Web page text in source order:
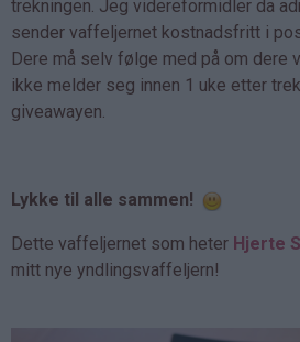
trekningen. Jeg videreformidler da
sender vaffeljernet kostnadsfritt i
Dere må selv følge med på om dere
ikke melder seg innen 1 uke etter
giveawayen.
Lykke til alle sammen!
Dette vaffeljernet som heter Hjerte
mitt nye yndlingsvaffeljern!